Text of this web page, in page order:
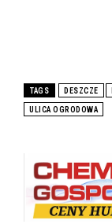
TAGS DESZCZE
ULICA OGRODOWA